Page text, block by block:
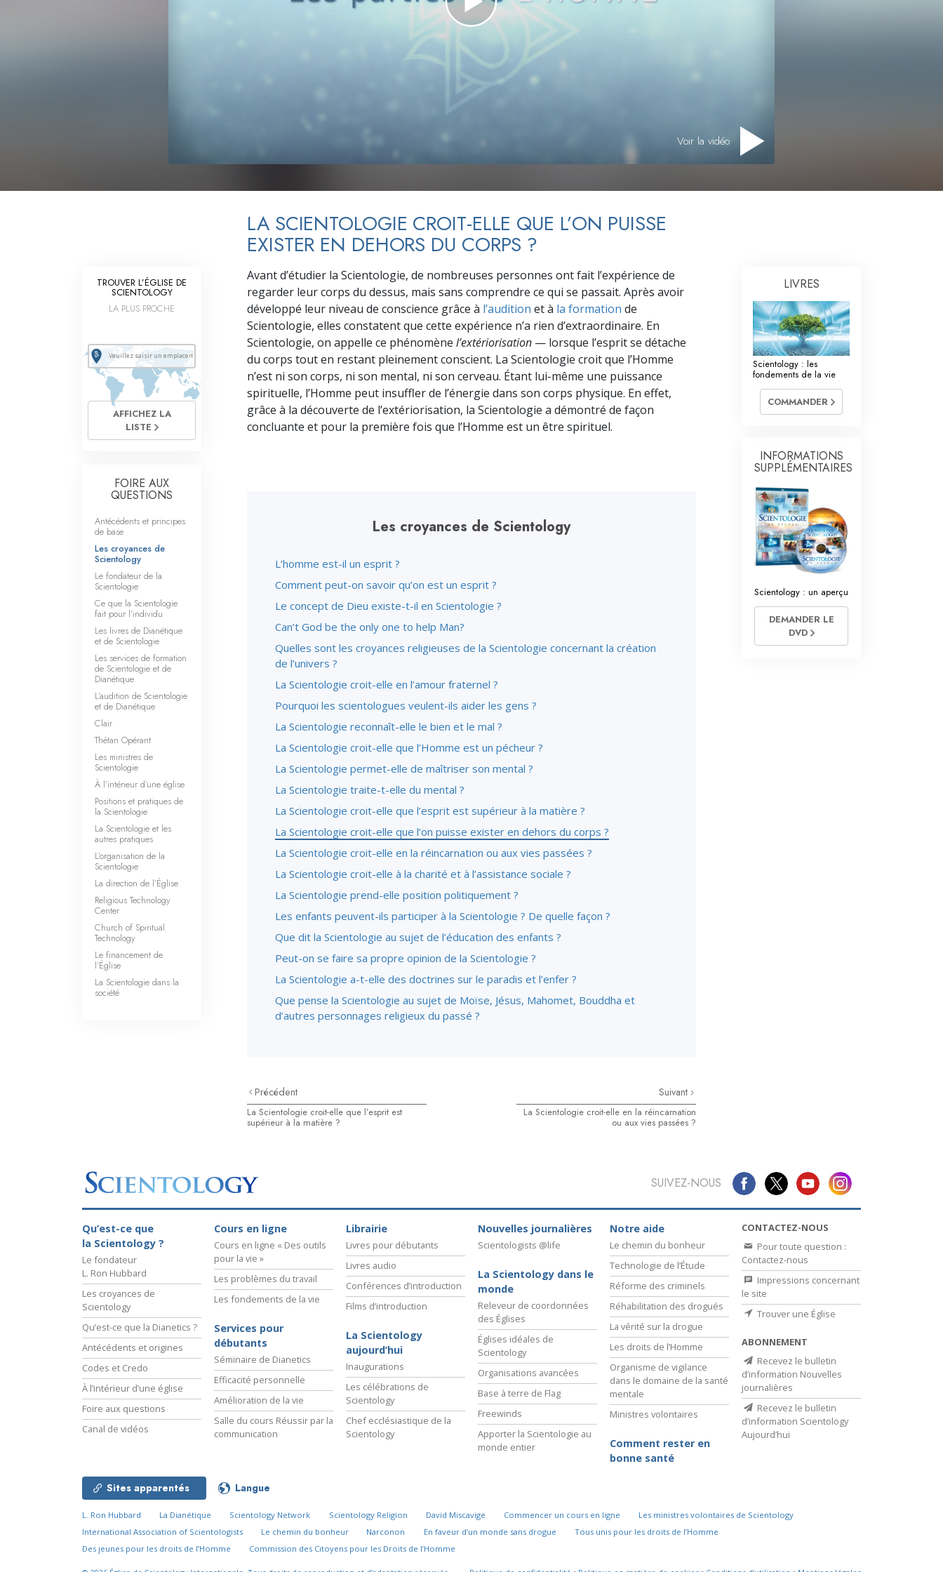
Qu’est-ce que la grandeur ?
La raison de l’oppression
La technologie de l’étude
La communication
Voir la vidéo
LA SCIENTOLOGIE CROIT-ELLE QUE L’ON PUISSE
EXISTER EN DEHORS DU CORPS ?
Avant d’étudier la Scientologie, de nombreuses personnes ont fait l’expérience de
regarder leur corps du dessus, mais sans comprendre ce qui se passait. Après avoir
développé leur niveau de conscience grâce à l’audition et à la formation de
Scientologie, elles constatent que cette expérience n’a rien d’extraordinaire. En
Scientologie, on appelle ce phénomène l’extériorisation — lorsque l’esprit se détache
du corps tout en restant pleinement conscient. La Scientologie croit que l’Homme
n’est ni son corps, ni son mental, ni son cerveau. Étant lui-même une puissance
spirituelle, l’Homme peut insuffler de l’énergie dans son corps physique. En effet,
grâce à la découverte de l’extériorisation, la Scientologie a démontré de façon
concluante et pour la première fois que l’Homme est un être spirituel.
Les croyances de Scientology
L’homme est-il un esprit ?
Comment peut-on savoir qu’on est un esprit ?
Le concept de Dieu existe-t-il en Scientologie ?
Can’t God be the only one to help Man?
Quelles sont les croyances religieuses de la Scientologie concernant la création
de l’univers ?
La Scientologie croit-elle en l’amour fraternel ?
Pourquoi les scientologues veulent-ils aider les gens ?
La Scientologie reconnaît-elle le bien et le mal ?
La Scientologie croit-elle que l’Homme est un pécheur ?
La Scientologie permet-elle de maîtriser son mental ?
La Scientologie traite-t-elle du mental ?
La Scientologie croit-elle que l’esprit est supérieur à la matière ?
La Scientologie croit-elle que l’on puisse exister en dehors du corps ?
La Scientologie croit-elle en la réincarnation ou aux vies passées ?
La Scientologie croit-elle à la charité et à l’assistance sociale ?
La Scientologie prend-elle position politiquement ?
Les enfants peuvent-ils participer à la Scientologie ? De quelle façon ?
Que dit la Scientologie au sujet de l’éducation des enfants ?
Peut-on se faire sa propre opinion de la Scientologie ?
La Scientologie a-t-elle des doctrines sur le paradis et l’enfer ?
Que pense la Scientologie au sujet de Moïse, Jésus, Mahomet, Bouddha et
d’autres personnages religieux du passé ?
Précédent
La Scientologie croit-elle que l’esprit est
supérieur à la matière ?
Suivant
La Scientologie croit-elle en la réincarnation
ou aux vies passées ?
TROUVER L’ÉGLISE DE
SCIENTOLOGY
LA PLUS PROCHE
AFFICHEZ LA
LISTE
FOIRE AUX
QUESTIONS
Antécédents et principes
de base
Les croyances de
Scientology
Le fondateur de la
Scientologie
Ce que la Scientologie
fait pour l’individu
Les livres de Dianétique
et de Scientologie
Les services de formation
de Scientologie et de
Dianétique
L’audition de Scientologie
et de Dianétique
Clair
Thétan Opérant
Les ministres de
Scientologie
À l’intérieur d’une église
Positions et pratiques de
la Scientologie
La Scientologie et les
autres pratiques
L’organisation de la
Scientologie
La direction de l’Église
Religious Technology
Center
Church of Spiritual
Technology
Le financement de
l’Église
La Scientologie dans la
société
LIVRES
Scientology : les
fondements de la vie
COMMANDER
INFORMATIONS
SUPPLÉMENTAIRES
Scientology : un aperçu
DEMANDER LE
DVD
SUIVEZ-NOUS
Qu’est-ce que
la Scientology ?
Le fondateur
L. Ron Hubbard
Les croyances de
Scientology
Qu’est-ce que la Dianetics ?
Antécédents et origines
Codes et Credo
À l’intérieur d’une église
Foire aux questions
Canal de vidéos
Cours en ligne
Cours en ligne « Des outils
pour la vie »
Les problèmes du travail
Les fondements de la vie
Services pour
débutants
Séminaire de Dianetics
Efficacité personnelle
Amélioration de la vie
Salle du cours Réussir par la
communication
Librairie
Livres pour débutants
Livres audio
Conférences d’introduction
Films d’introduction
La Scientology
aujourd’hui
Inaugurations
Les célébrations de
Scientology
Chef ecclésiastique de la
Scientology
Nouvelles journalières
Scientologists @life
La Scientology dans le
monde
Releveur de coordonnées
des Églises
Églises idéales de
Scientology
Organisations avancées
Base à terre de Flag
Freewinds
Apporter la Scientologie au
monde entier
Notre aide
Le chemin du bonheur
Technologie de l’Étude
Réforme des criminels
Réhabilitation des drogués
La vérité sur la drogue
Les droits de l’Homme
Organisme de vigilance
dans le domaine de la santé
mentale
Ministres volontaires
Comment rester en
bonne santé
CONTACTEZ-NOUS
Pour toute question :
Contactez-nous
Impressions concernant
le site
Trouver une Église
ABONNEMENT
Recevez le bulletin
d’information Nouvelles
journalières
Recevez le bulletin
d’information Scientology
Aujourd’hui
Sites apparentés Langue
L. Ron Hubbard La Dianétique Scientology Network Scientology Religion David Miscavige Commencer un cours en ligne
Les ministres volontaires de Scientology
International Association of Scientologists
Le chemin du bonheur Narconon En faveur d’un monde sans drogue
Tous unis pour les droits de l’Homme
Des jeunes pour les droits de l’Homme
Commission des Citoyens pour les Droits de l’Homme